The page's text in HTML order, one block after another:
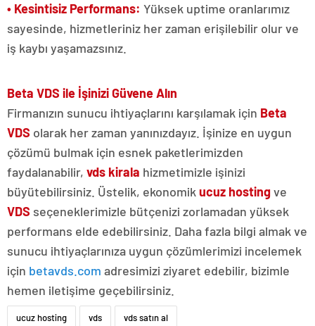
• Kesintisiz Performans: Yüksek uptime oranlarımız
sayesinde, hizmetleriniz her zaman erişilebilir olur ve
iş kaybı yaşamazsınız.
Beta VDS ile İşinizi Güvene Alın
Firmanızın sunucu ihtiyaçlarını karşılamak için Beta
VDS olarak her zaman yanınızdayız. İşinize en uygun
çözümü bulmak için esnek paketlerimizden
faydalanabilir, vds kirala hizmetimizle işinizi
büyütebilirsiniz. Üstelik, ekonomik ucuz hostingve
VDS seçeneklerimizle bütçenizi zorlamadan yüksek
performans elde edebilirsiniz. Daha fazla bilgi almak ve
sunucu ihtiyaçlarınıza uygun çözümlerimizi incelemek
için betavds.com adresimizi ziyaret edebilir, bizimle
hemen iletişime geçebilirsiniz.
ucuz hosting vds vds satın al